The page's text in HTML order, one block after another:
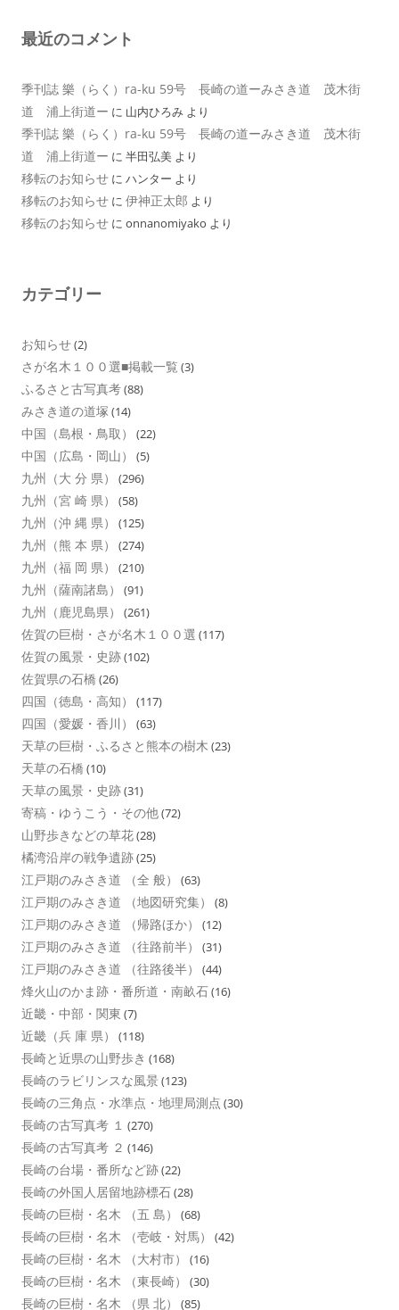
最近のコメント
季刊誌 樂（らく）ra-ku 59号 長崎の道ーみさき道 茂木街
道 浦上街道ー に 山内ひろみ より
季刊誌 樂（らく）ra-ku 59号 長崎の道ーみさき道 茂木街
道 浦上街道ー に 半田弘美 より
移転のお知らせ に ハンター より
移転のお知らせ に 伊神正太郎 より
移転のお知らせ に onnanomiyako より
カテゴリー
お知らせ(2)
さが名木１００選■掲載一覧 (3)
ふるさと古写真考(88)
みさき道の道塚 (14)
中国（島根・鳥取） (22)
中国（広島・岡山） (5)
九州（大 分 県） (296)
九州（宮 崎 県） (58)
九州（沖 縄 県） (125)
九州（熊 本 県） (274)
九州（福 岡 県） (210)
九州（薩南諸島） (91)
九州（鹿児島県） (261)
佐賀の巨樹・さが名木１００選 (117)
佐賀の風景・史跡(102)
佐賀県の石橋 (26)
四国（徳島・高知） (117)
四国（愛媛・香川） (63)
天草の巨樹・ふるさと熊本の樹木 (23)
天草の石橋 (10)
天草の風景・史跡(31)
寄稿・ゆうこう・その他(72)
山野歩きなどの草花(28)
橘湾沿岸の戦争遺跡(25)
江戸期のみさき道 （全 般） (63)
江戸期のみさき道 （地図研究集） (8)
江戸期のみさき道 （帰路ほか） (12)
江戸期のみさき道 （往路前半） (31)
江戸期のみさき道 （往路後半） (44)
烽火山のかま跡・番所道・南畝石(16)
近畿・中部・関東 (7)
近畿（兵 庫 県） (118)
長崎と近県の山野歩き (168)
長崎のラビリンスな風景 (123)
長崎の三角点・水準点・地理局測点 (30)
長崎の古写真考 １ (270)
長崎の古写真考 ２ (146)
長崎の台場・番所など跡(22)
長崎の外国人居留地跡標石(28)
長崎の巨樹・名木 （五 島） (68)
長崎の巨樹・名木 （壱岐・対馬） (42)
長崎の巨樹・名木 （大村市） (16)
長崎の巨樹・名木 （東長崎） (30)
長崎の巨樹・名木 （県 北） (85)